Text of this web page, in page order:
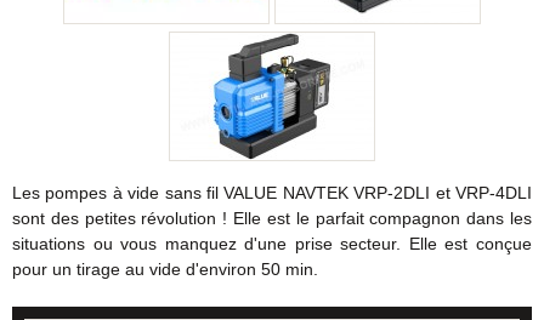
Les pompes à vide sans fil VALUE NAVTEK VRP-2DLI et VRP-4DLI
sont des petites révolution ! Elle est le parfait compagnon dans les
situations ou vous manquez d'une prise secteur. Elle est conçue
pour un tirage au vide d'environ 50 min.